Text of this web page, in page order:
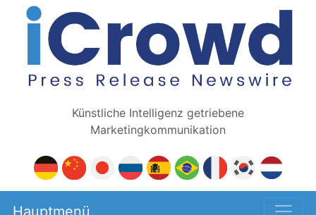
Künstliche Intelligenz getriebene
Marketingkommunikation
Hauptmenü